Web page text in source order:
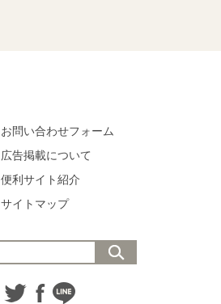
お問い合わせフォーム
広告掲載について
便利サイト紹介
サイトマップ